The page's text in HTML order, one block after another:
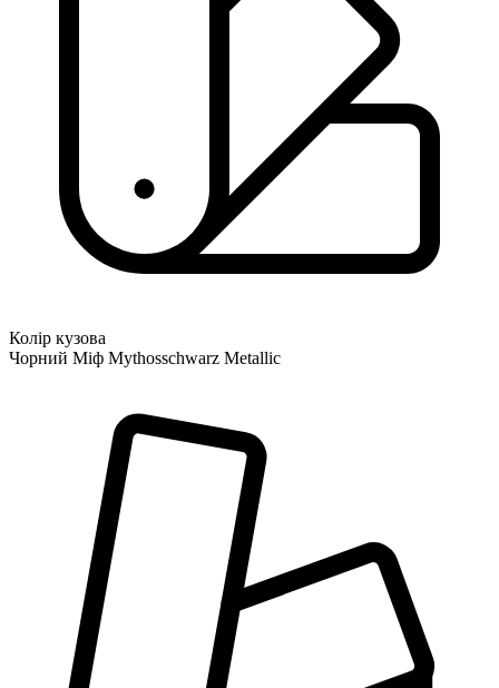
Колір кузова
Чорний Міф Mythosschwarz Metallic